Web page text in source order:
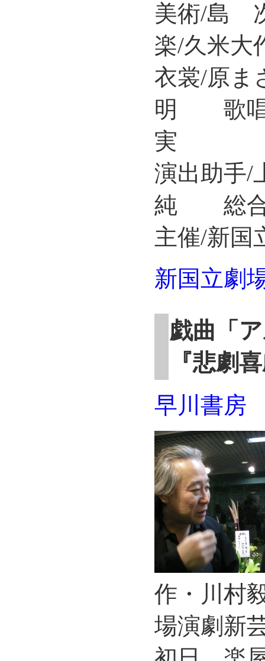
美術/
楽/久米
衣裳/原
明 歌唱
実
演出助
純 総合
主催/新国
新国立劇
戯曲「
『悲劇
早川書房
作・川村
場演劇新